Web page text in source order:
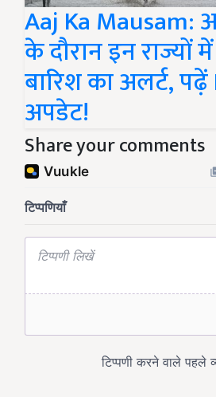
Aaj Ka Mausam:
के दौरान इन राज्यों
बारिश का अलर्ट,
अपडेट!
Share your comments